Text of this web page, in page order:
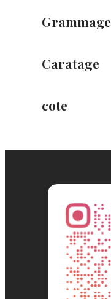
Grammage
Caratage
cote